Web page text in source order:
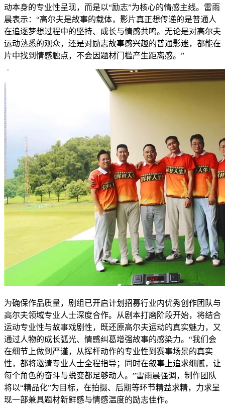
动本身的专业性呈现，而是以“励志”为核心的情感主线。雷雨
晨表示：“高尔夫是故事的载体，影片真正想传递的是普通人
在追逐梦想过程中的坚持、成长与情感共鸣。无论是对高尔夫
运动熟悉的观众，还是对励志故事感兴趣的普通影迷，都能在
片中找到情感触点，不会因题材门槛产生距离感。”
为确保作品质量，剧组已开启计划招募行业内优秀创作团队与
高尔夫领域专业人士深度合作。从剧本打磨阶段开始，将结合
运动专业性与故事戏剧性，既还原高尔夫运动的真实魅力，又
通过人物的成长弧光、情感纠葛增强故事的感染力。“我们会
在细节上做到严谨，从挥杆动作的专业性到赛事场景的真实
性，都将邀请专业人士全程指导；同时在叙事上追求细腻，让
每个角色的奋斗与蜕变都足够动人。”雷雨晨强调，制作团队
将以“精品化”为目标，在拍摄、后期等环节精益求精，力求呈
现一部兼具题材新鲜感与情感温度的励志佳作。